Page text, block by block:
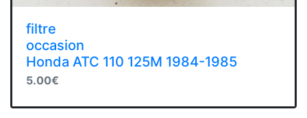
filtre
occasion
Honda ATC 110 125M 1984-1985
5.00€